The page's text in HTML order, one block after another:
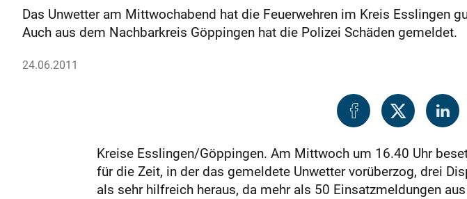
Das Unwetter am Mittwoch­abend hat die Feuerwehren im Kreis Esslingen
Auch aus dem Nachbarkreis Göppingen hat die Polizei Schäden gemeldet.
24.06.2011
Kreise Esslingen/Göppingen. Am Mittwoch um 16.40 Uhr
für die Zeit, in der das gemeldete Unwetter vorüberzog, drei
als sehr hilfreich heraus, da mehr als 50 Einsatzmeldungen